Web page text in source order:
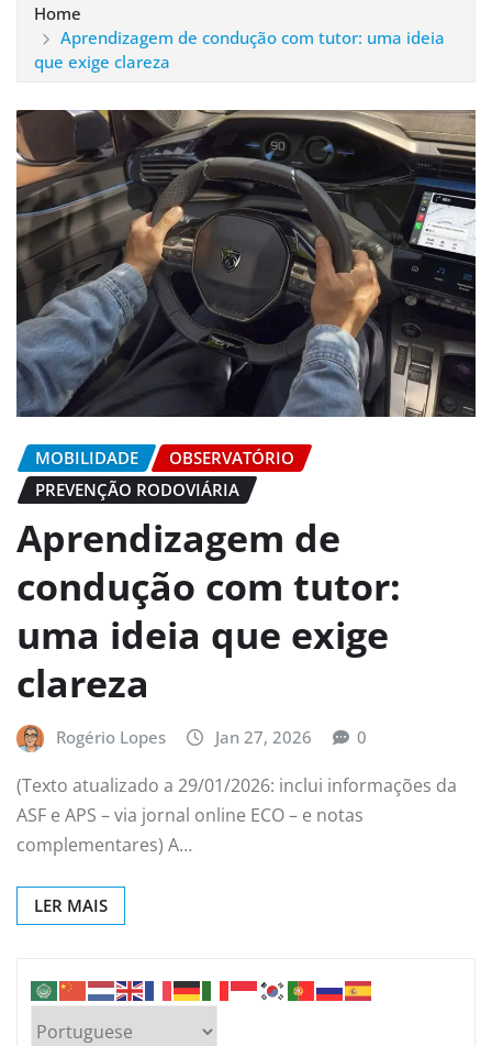
Home
Aprendizagem de condução com tutor: uma ideia
que exige clareza
MOBILIDADE
OBSERVATÓRIO
PREVENÇÃO RODOVIÁRIA
Aprendizagem de
condução com tutor:
uma ideia que exige
clareza
Rogério Lopes Jan 27, 2026 0
(Texto atualizado a 29/01/2026: inclui informações da
ASF e APS – via jornal online ECO – e notas
complementares) A…
LER MAIS